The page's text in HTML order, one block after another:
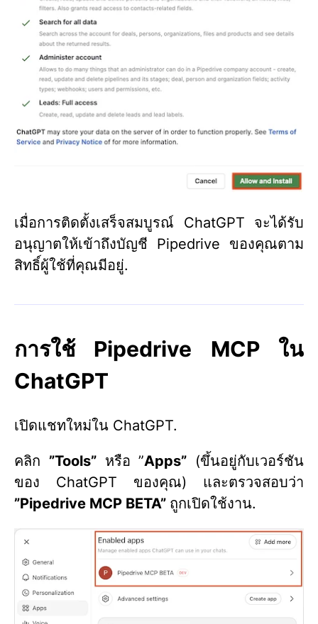
เมื่อการติดตั้งเสร็จสมบูรณ์ ChatGPT จะได้รับ
อนุญาตให้เข้าถึงบัญชี Pipedrive ของคุณตาม
สิทธิ์ผู้ใช้ที่คุณมีอยู่.
การใช้ Pipedrive MCP ใน
ChatGPT
เปิดแชทใหม่ใน ChatGPT.
คลิก ”Tools”หรือ ”Apps” (ขึ้นอยู่กับเวอร์ชัน
ของ ChatGPT ของคุณ) และตรวจสอบว่า
”Pipedrive MCP BETA” ถูกเปิดใช้งาน.